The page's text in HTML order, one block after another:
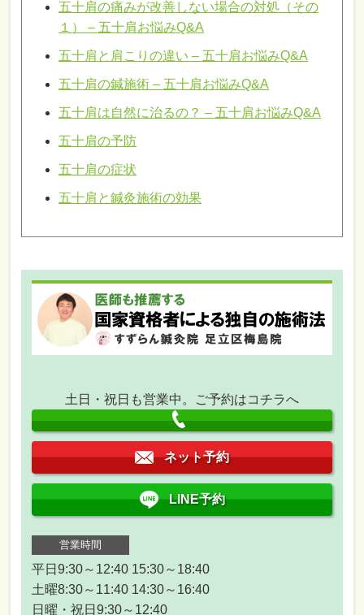
五十肩の痛みが改善しない場合の対処（その
１） – 五十肩お悩みQ&A
五十肩と肩こりの違い – 五十肩お悩みQ&A
五十肩の鍼施術 – 五十肩お悩みQ&A
五十肩は自然に治るの？ – 五十肩お悩みQ&A
五十肩の予防
五十肩の症状
五十肩と鍼灸施術の効果
土日・祝日も営業中。ご予約はコチラへ
ネット予約
LINE予約
営業時間
平日9:30～12:40 15:30～18:40
土曜8:30～11:40 14:30～16:40
日曜・祝日9:30～12:40